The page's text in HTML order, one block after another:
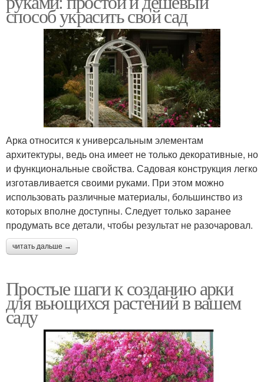
способ украсить свой сад
Арка относится к универсальным элементам
архитектуры, ведь она имеет не только декоративные, но
и функциональные свойства. Садовая конструкция легко
изготавливается своими руками. При этом можно
использовать различные материалы, большинство из
которых вполне доступны. Следует только заранее
продумать все детали, чтобы результат не разочаровал.
читать дальше →
Простые шаги к созданию арки
для вьющихся растений в вашем
саду